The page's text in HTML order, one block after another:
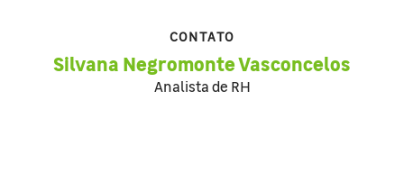
CONTATO
Silvana Negromonte Vasconcelos
Analista de RH